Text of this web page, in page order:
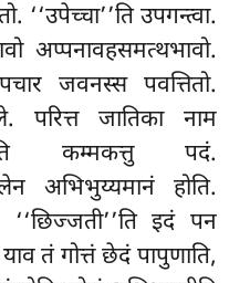
‘‘उपेच्चा’’ति उपगन्त्वा.
अप्पनावहसमत्थभावो.
जवनस्स पवत्तितो.
परित्त जातिका नाम
कम्मकत्तु पदं.
अभिभुय्यमानं होति.
‘‘छिज्जती’’ति इदं पन
तं गोत्तं छेदं पापुणाति,